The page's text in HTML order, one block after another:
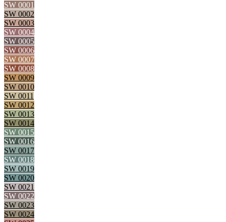
SW 0001
SW 0002
SW 0003
SW 0004
SW 0005
SW 0006
SW 0007
SW 0008
SW 0009
SW 0010
SW 0011
SW 0012
SW 0013
SW 0014
SW 0015
SW 0016
SW 0017
SW 0018
SW 0019
SW 0020
SW 0021
SW 0022
SW 0023
SW 0024